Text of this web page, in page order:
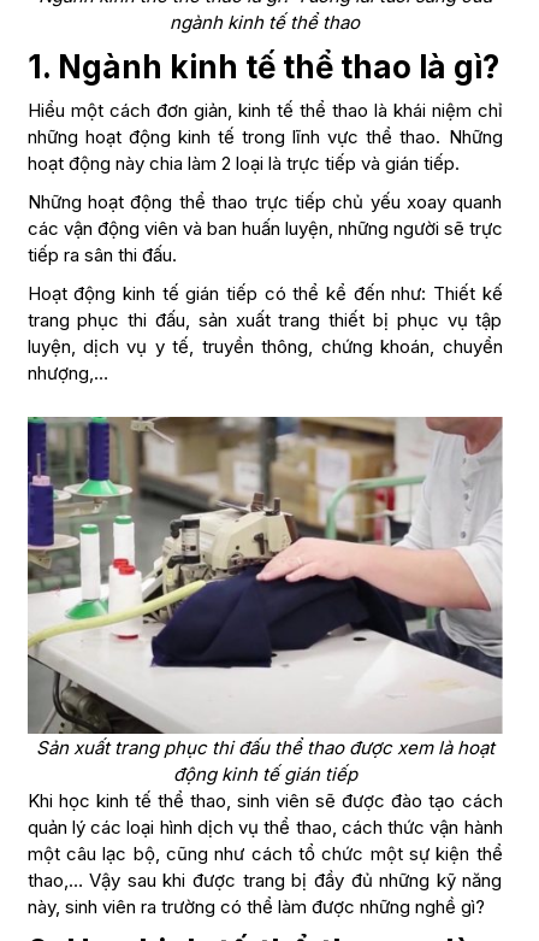
ngành kinh tế thể thao
1. Ngành kinh tế thể thao là gì?
Hiểu một cách đơn giản, kinh tế thể thao là khái niệm chỉ
những hoạt động kinh tế trong lĩnh vực thể thao. Những
hoạt động này chia làm 2 loại là trực tiếp và gián tiếp.
Những hoạt động thể thao trực tiếp chủ yếu xoay quanh
các vận động viên và ban huấn luyện, những người sẽ trực
tiếp ra sân thi đấu.
Hoạt động kinh tế gián tiếp có thể kể đến như: Thiết kế
trang phục thi đấu, sản xuất trang thiết bị phục vụ tập
luyện, dịch vụ y tế, truyền thông, chứng khoán, chuyển
nhượng,…
Sản xuất trang phục thi đấu thể thao được xem là hoạt
động kinh tế gián tiếp
Khi học kinh tế thể thao, sinh viên sẽ được đào tạo cách
quản lý các loại hình dịch vụ thể thao, cách thức vận hành
một câu lạc bộ, cũng như cách tổ chức một sự kiện thể
thao,… Vậy sau khi được trang bị đầy đủ những kỹ năng
này, sinh viên ra trường có thể làm được những nghề gì?